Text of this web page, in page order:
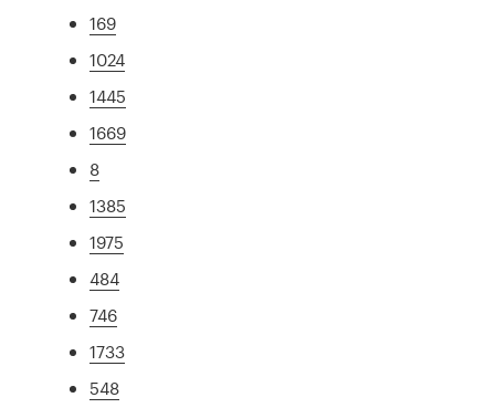
169
1024
1445
1669
8
1385
1975
484
746
1733
548